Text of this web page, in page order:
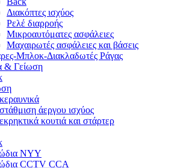
Διακόπτες ισχύος
Ρελέ διαρροής
Μικροαυτόματες ασφάλειες
Μαχαιρωτές ασφάλειες και βάσεις
Μπλοκ-Διακλαδωτές Ράγας
& Γείωση
άεργου ισχύος
κουτιά και στάρτερ
NYY
CCTV CCA